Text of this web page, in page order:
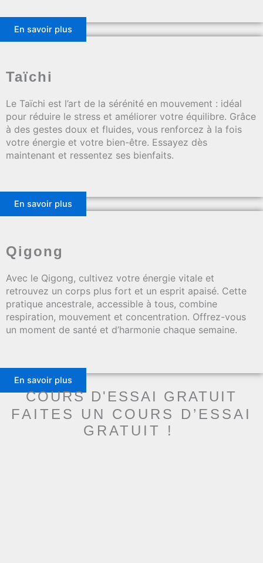
En savoir plus
Taïchi
Le Taïchi est l’art de la sérénité en mouvement : idéal
pour réduire le stress et améliorer votre équilibre. Grâce
à des gestes doux et fluides, vous renforcez à la fois
votre énergie et votre bien-être. Essayez dès
maintenant et ressentez ses bienfaits.
En savoir plus
Qigong
Avec le Qigong, cultivez votre énergie vitale et
retrouvez un corps plus fort et un esprit apaisé. Cette
pratique ancestrale, accessible à tous, combine
respiration, mouvement et concentration. Offrez-vous
un moment de santé et d’harmonie chaque semaine.
En savoir plus
COURS D'ESSAI GRATUIT
FAITES UN COURS D’ESSAI
GRATUIT !